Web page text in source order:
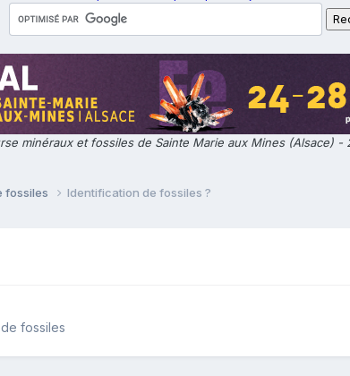
minéraux et fossiles de Sainte Marie aux Mines (Alsace) -
fossiles Identification de fossiles ?
fossiles